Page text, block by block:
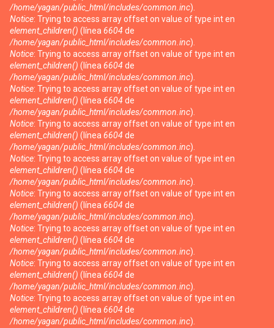
/home/yagan/public_html/includes/common.inc).
Notice: Trying to access array offset on value of type int en
element_children() (línea 6604 de
/home/yagan/public_html/includes/common.inc).
Notice: Trying to access array offset on value of type int en
element_children() (línea 6604 de
/home/yagan/public_html/includes/common.inc).
Notice: Trying to access array offset on value of type int en
element_children() (línea 6604 de
/home/yagan/public_html/includes/common.inc).
Notice: Trying to access array offset on value of type int en
element_children() (línea 6604 de
/home/yagan/public_html/includes/common.inc).
Notice: Trying to access array offset on value of type int en
element_children() (línea 6604 de
/home/yagan/public_html/includes/common.inc).
Notice: Trying to access array offset on value of type int en
element_children() (línea 6604 de
/home/yagan/public_html/includes/common.inc).
Notice: Trying to access array offset on value of type int en
element_children() (línea 6604 de
/home/yagan/public_html/includes/common.inc).
Notice: Trying to access array offset on value of type int en
element_children() (línea 6604 de
/home/yagan/public_html/includes/common.inc).
Notice: Trying to access array offset on value of type int en
element_children() (línea 6604 de
/home/yagan/public_html/includes/common.inc).